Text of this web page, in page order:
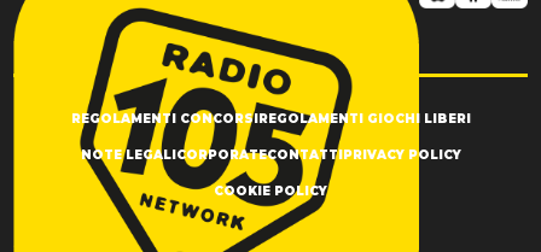
REGOLAMENTI CONCORSI REGOLAMENTI GIOCHI LIBERI
NOTE LEGALI CORPORATECONTATTI PRIVACY POLICY
COOKIE POLICY